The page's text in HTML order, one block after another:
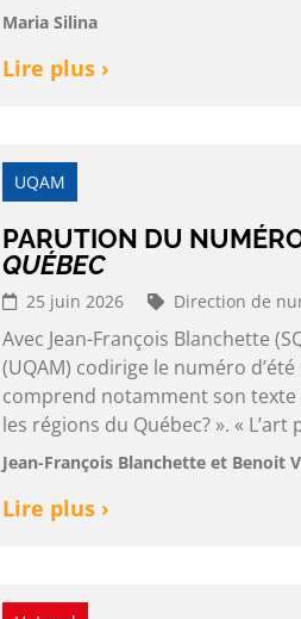
Maria Silina
Lire plus ›
UQAM
PARUTION DU
QUÉBEC
25 juin 2026 Direction de
Avec Jean-François Blanchette
(UQAM) codirige le numéro
comprend notamment son
les régions du Québec? ». «
Jean-François Blanchette et Benoit
Lire plus ›